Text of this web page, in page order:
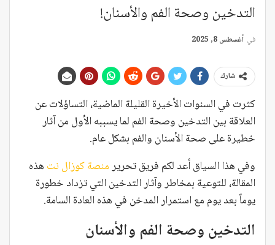
التدخين وصحة الفم والأسنان!
في أغسطس 8, 2025
شارك
كثرت في السنوات الأخيرة القليلة الماضية، التساؤلات عن
العلاقة بين التدخين وصحة الفم لما يسببه الأول من آثار
خطيرة على صحة الأسنان والفم بشكل عام.
وفي هذا السياق أعد لكم فريق تحريرمنصة كوزال نت هذه
المقالة، للتوعية بمخاطر وآثار التدخين التي تزداد خطورة
يوماً بعد يوم مع استمرار المدخن في هذه العادة السامة.
التدخين وصحة الفم والأسنان